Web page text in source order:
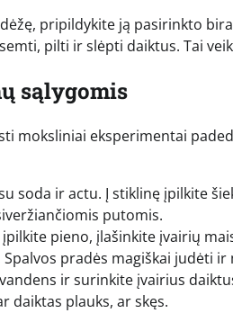
pripildykite ją pasirinkto
pilti ir slėpti daiktus. Tai
sąlygomis
moksliniai eksperimentai
soda ir actu. Į stiklinę įpilkite
putomis.
įpilkite pieno, įlašinkite įvairių
pradės magiškai judėti ir
ir surinkite įvairius
daiktas plauks, ar skęs.